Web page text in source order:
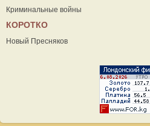
Криминальные войны
КОРОТКО
Новый Пресняков